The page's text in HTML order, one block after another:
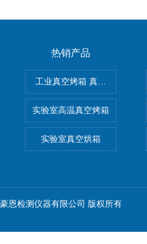
热销产品
工业真空烤箱 真空烘箱
实验室高温真空烤箱
实验室真空烘箱
恩检测仪器有限公司 版权所有